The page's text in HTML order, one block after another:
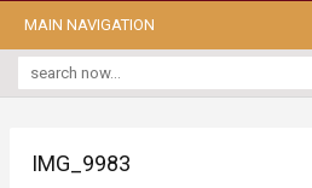
MAIN NAVIGATION
IMG_9983